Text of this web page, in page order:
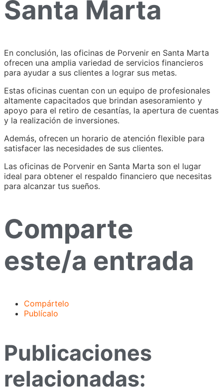
Santa Marta
En conclusión, las oficinas de Porvenir en Santa Marta
ofrecen una amplia variedad de servicios financieros
para ayudar a sus clientes a lograr sus metas.
Estas oficinas cuentan con un equipo de profesionales
altamente capacitados que brindan asesoramiento y
apoyo para el retiro de cesantías, la apertura de cuentas
y la realización de inversiones.
Además, ofrecen un horario de atención flexible para
satisfacer las necesidades de sus clientes.
Las oficinas de Porvenir en Santa Marta son el lugar
ideal para obtener el respaldo financiero que necesitas
para alcanzar tus sueños.
Comparte
este/a entrada
Compártelo
Publícalo
Publicaciones
relacionadas: